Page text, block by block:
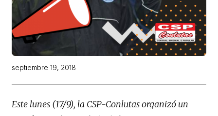
septiembre 19, 2018
Este lunes (17/9), la CSP-Conlutas organizó un